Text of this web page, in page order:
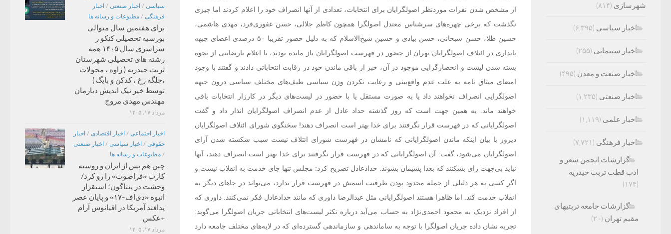
از مشخص شدن نفرات موردنظر اصولگرایان برای انتخابات، تعدادی از آنها انصراف خود را اعلام کردند اما چیزی
نگذشت که برخی چهره‌های سرشناس معتدل اصولگرا همچون کاظم جلالی، حسن غفوری‌فرد، مهدی هاشمی،
حسین طلا، حسن سبحانی، حسن بیادی و حسین شیخ‌الاسلام که به دلیل حضور تقریبا ۵۰ درصدی اعضای جبهه
پایداری در ائتلاف اصولگرایان تهران از حضور در فهرست اصولگرایان باز مانده بودند، با اعلام نارضایتی از نحوه
بسته شدن لیست و انحصارگرایی موجود در آن، خبر از باقی ماندن خود در رقابت انتخاباتی دادند و گفتند با وجود
امضای میثاق نامه به علت عدم واقع‌بینی و رعایت نکردن وزن سیاسی طیف‌های مختلف سیاسی درون جبهه
اصولگرایی انصراف نخواهند داد یا به صورت مستقل یا با حضور در لیست‌های دیگر در کارزار انتخابات باقی
خواهند ماند. به همین جهت است که روز گذشته حداد عادل از عدم انصراف اصولگرایان انذار داد و گفت
اصولگرایانی که در فهرست قرار نگرفتند برای خدا بهتر است انصراف دهند! سخنگوی شورای ائتلاف اصولگرایان
دیروز با بیان اینکه ماندن اصولگرایانی که نامشان در فهرست شورای ائتلاف نیست سبب شکسته شدن آرای
اصولگرایان می‌شود، گفت: آن اصولگرایانی که در فهرست قرار نگرفتند برای خدا بهتر است انصراف دهند، آنها
نباید بی‌جهت رای بشکنند که بعدا پشیمان بشوند. حدادعادل تصریح کرد: مجلس تنها جای خدمت به انقلاب نیست و
اگر کسی به هر دلیلی از جمله محدود بودن ظرفیت اسمش در فهرست قرار ندارد، می‌تواند در جاهای دیگر به
انقلاب خدمت کند. اما ظاهرا هستند اصولگرایانی مثل عبدالرضا داوری که مانند حدادعادل فکر نمی‌کنند. داوری که
از افراد نزدیک به محمود احمدی‌نژاد به حساب می‌آید درباره تکثر لیست‌های انتخاباتی جریان اصولگرا می‌گوید:
تجربه نشان داده جریان اصولگرا با توجه به ساماندهی و سازماندهی گسترده‌ای که در لایه‌های مختلف جامعه دارد
سیاسی / اخبار صنعتی / اخبار
فرهنگی / مطبوعات و رسانه ها
برای هفتمین سال متوالی
بورسیه تحصیلی کنکو ر
سراسری سال ۱۴۰۵ همه
رشته های تحصیلی شهرستان
تربت حیدریه ( زاوه ، محولات
،جلگه رخ ، کدکن و بایگ )
توسط خیر نیک اندیش دیارمان
مهندس مهدی مروج
مرداد ۱۷, ۱۴۰۵
اخبار اجتماعی / اخبار اقتصادی / اخبار
حقوقی / اخبار سیاسی / اخبار صنعتی
/ مطبوعات و رسانه ها
چین هم پس از ایران و روسیه
کارت «فراصوت» را رو کرد/
وحشت در پنتاگون؛ استقرار
انبوه «دی‌اف‑۱۷» و پایان عصر
پدافند آمریکا در اقیانوس آرام
+عکس
مرداد ۱۷, ۱۴۰۵
شهرسازی (۸۱۴)
اخبار سیاسی (۶,۳۹۵)
اخبار سینمایی (۲۵۵)
اخبار صنعت و معدن (۴۹۵)
اخبار صنعتی (۱,۲۳۵)
اخبار علمی (۱,۱۱۹)
اخبار فرهنگی (۷,۷۲۱)
گزارشات انجمن شعر و
ادب قطب تربت حیدریه
(۱۷۴)
گزارشات جامعه تربتیهای
مقیم تهران (۲۰)